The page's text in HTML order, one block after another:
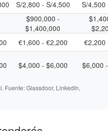
S/2,800 - S/4,500
S/4,500
$900,000 -
$1,400,000
€1,600 - €2,200
€2,200
$4,000 - $6,000 $6,000
Fuente: Glassdoor, LinkedIn,